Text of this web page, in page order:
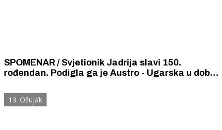
SPOMENAR / Svjetionik Jadrija slavi 150.
rođendan. Podigla ga je Austro - Ugarska u doba
13. Ožujak